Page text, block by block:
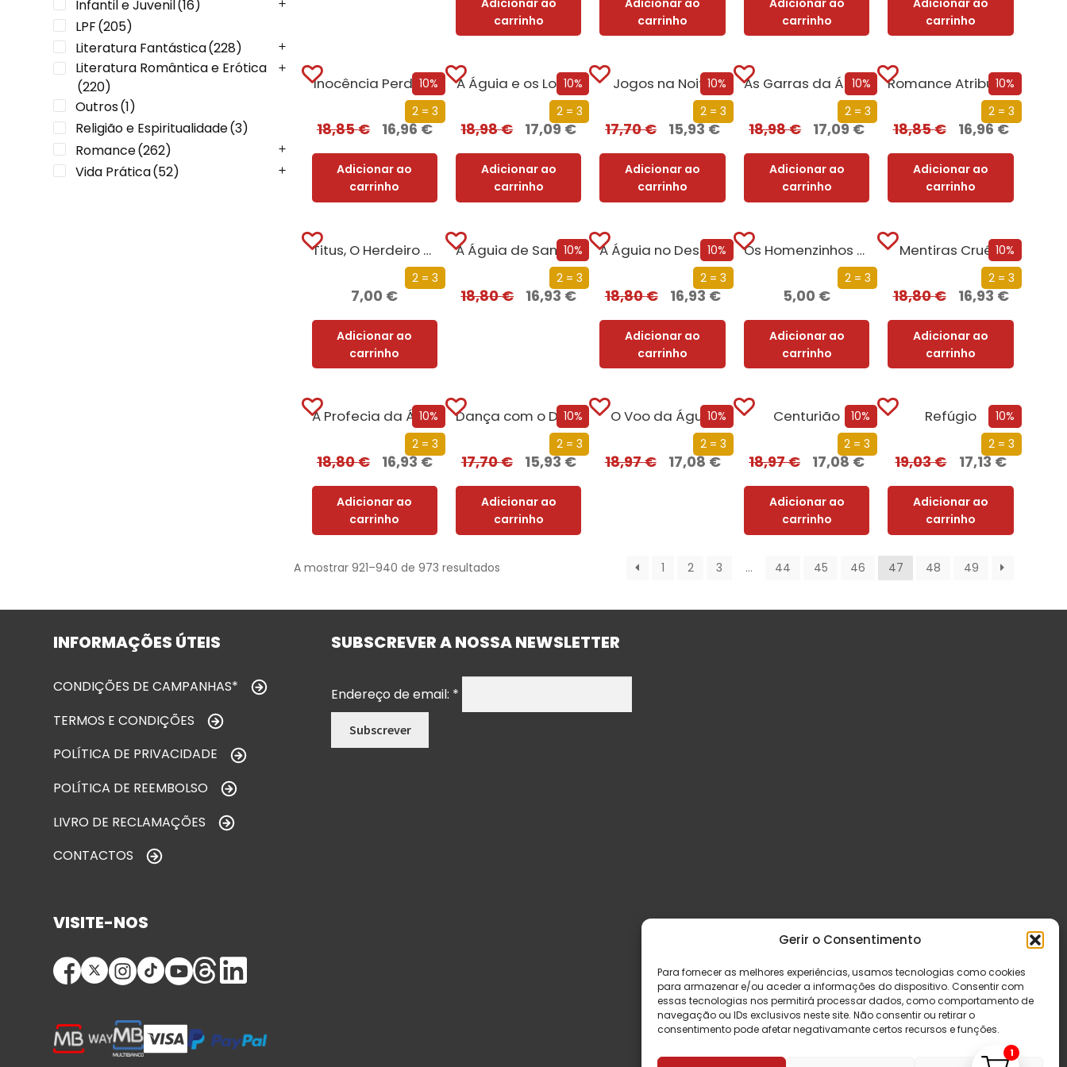
Gerir o Consentimento
Para fornecer as melhores experiências, usamos tecnologias como cookies
para armazenar e/ou aceder a informações do dispositivo. Consentir com
essas tecnologias nos permitirá processar dados, como comportamento de
navegação ou IDs exclusivos neste site. Não consentir ou retirar o
consentimento pode afetar negativamante certos recursos e funções.
Infantil e Juvenil(16)
LPF(205)
Literatura Fantástica(228)
Literatura Romântica e Erótica
(220)
Outros(1)
Religião e Espiritualidade(3)
Romance(262)
Vida Prática(52)
carrinho
carrinho
carrinho
carrinho
10%
2 = 3
Inocência Perdida
18,85€ 16,96€
Adicionar ao
carrinho
10%
2 = 3
A Águia e os Lobos
18,98€ 17,09€
Adicionar ao
carrinho
10%
2 = 3
Jogos na Noite
17,70€ 15,93€
Adicionar ao
carrinho
10%
2 = 3
As Garras da Águia
18,98€ 17,09€
Adicionar ao
carrinho
10%
2 = 3
Romance Atribulado
18,85€ 16,96€
Adicionar ao
carrinho
2 = 3
Titus, O Herdeiro de Gormenghast
7,00 €
Adicionar ao
carrinho
10%
2 = 3
A Águia de Sangue
18,80€ 16,93€
10%
2 = 3
A Águia no Deserto
18,80€ 16,93€
Adicionar ao
carrinho
2 = 3
Os Homenzinhos Livres
5,00 €
Adicionar ao
carrinho
10%
2 = 3
Mentiras Cruéis
18,80€ 16,93€
Adicionar ao
carrinho
10%
2 = 3
A Profecia da Águia
18,80€ 16,93€
Adicionar ao
carrinho
10%
2 = 3
Dança com o Diabo
17,70€ 15,93€
Adicionar ao
carrinho
10%
2 = 3
O Voo da Águia
18,97€ 17,08€
10%
2 = 3
Centurião
18,97€ 17,08€
Adicionar ao
carrinho
10%
2 = 3
Refúgio
19,03€ 17,13€
Adicionar ao
carrinho
A mostrar 921–940 de 973 resultados 1 2 3 … 44 45 46 47 48 49
INFORMAÇÕES ÚTEIS
CONDIÇÕES DE CAMPANHAS*
TERMOS E CONDIÇÕES
POLÍTICA DE PRIVACIDADE
POLÍTICA DE REEMBOLSO
LIVRO DE RECLAMAÇÕES
CONTACTOS
SUBSCREVER A NOSSA NEWSLETTER
Endereço de email: *
VISITE-NOS
1